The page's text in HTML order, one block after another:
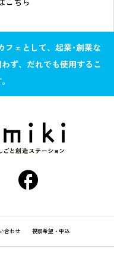
ェとして、起業･創業な
ず、だれでも使用するこ
合わせ 視察希望・申込